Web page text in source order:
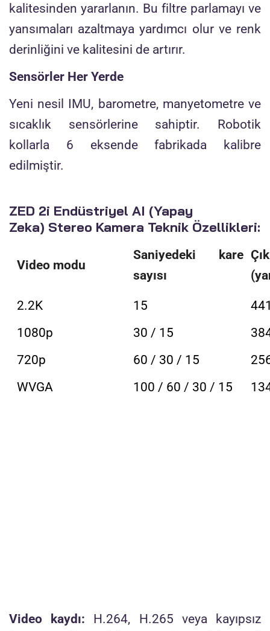
kalitesinden yararlanın. Bu filtre parlamayı ve
yansımaları azaltmaya yardımcı olur ve renk
derinliğini ve kalitesini de artırır.
Sensörler Her Yerde
Yeni nesil IMU, barometre, manyetometre ve
sıcaklık sensörlerine sahiptir. Robotik
kollarla 6 eksende fabrikada kalibre
edilmiştir.
ZED 2i Endüstriyel AI (Yapay
Zeka) Stereo Kamera Teknik Özellikleri:
Video modu
Saniyedeki kare
sayısı
2.2K
15
1080p
30 / 15
720p
60 / 30 / 15
WVGA
100 / 60 / 30 / 15
Video kaydı: H.264, H.265 veya kayıpsız